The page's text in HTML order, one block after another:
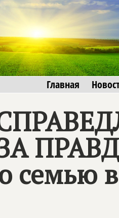
Главная
семью